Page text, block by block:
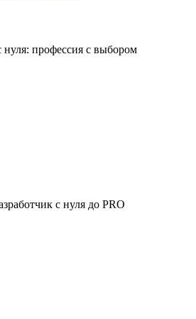
нуля: профессия с выбором
с нуля до PRO